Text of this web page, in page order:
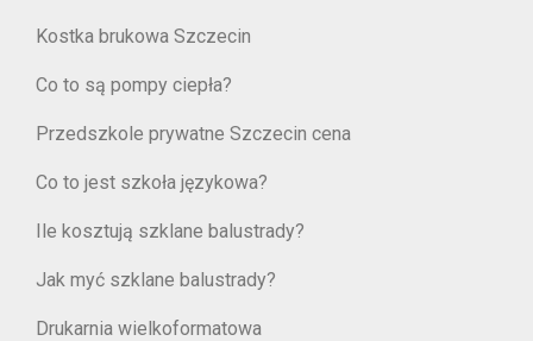
Kostka brukowa Szczecin
Co to są pompy ciepła?
Przedszkole prywatne Szczecin cena
Co to jest szkoła językowa?
Ile kosztują szklane balustrady?
Jak myć szklane balustrady?
Drukarnia wielkoformatowa